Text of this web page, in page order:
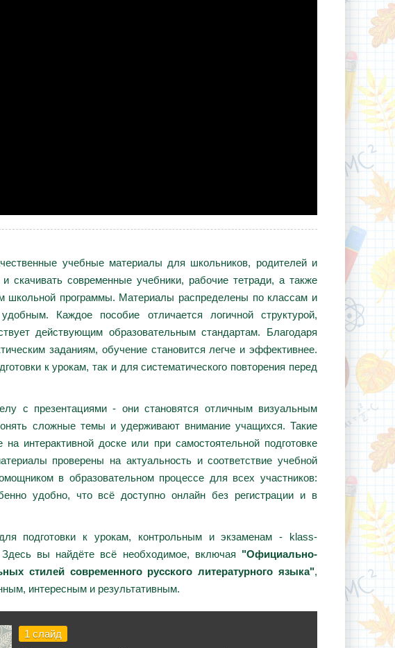
учебные материалы для школьников, родителей и
скачивать современные учебники, рабочие тетради, а также
школьной программы. Материалы распределены по классам и
Каждое пособие отличается логичной структурой,
действующим образовательным стандартам. Благодаря
заданиям, обучение становится легче и эффективнее.
к урокам, так и для систематического повторения перед
с презентациями - они становятся отличным визуальным
сложные темы и удерживают внимание учащихся. Такие
интерактивной доске или при самостоятельной подготовке
проверены на актуальность и соответствие учебной
в образовательном процессе для всех участников:
удобно, что всё доступно онлайн без регистрации и в
подготовки к урокам, контрольным и экзаменам - klass-
вы найдёте всё необходимое, включая "Официально-
стилей современного русского литературного языка",
интересным и результативным.
1 слайд